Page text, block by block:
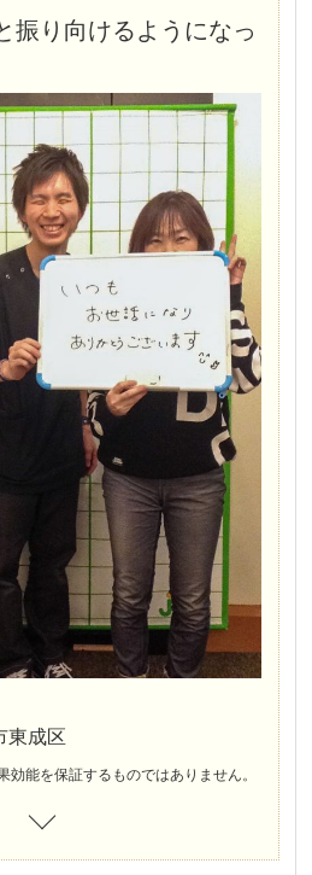
振り向けるようになっ
東成区
能を保証するものではありません。